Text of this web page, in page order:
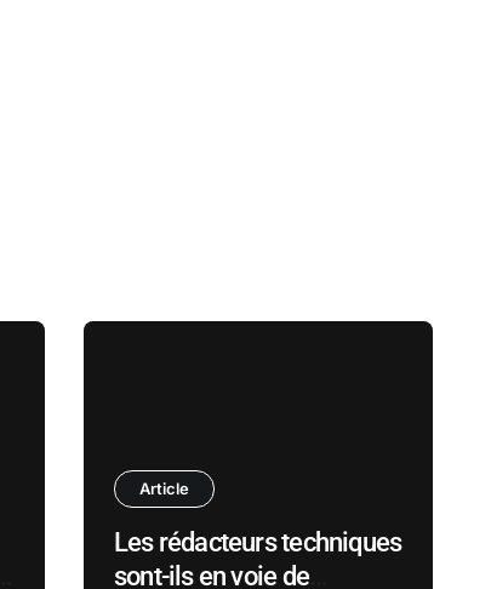
Article
Les rédacteurs techniques
sont-ils en voie de